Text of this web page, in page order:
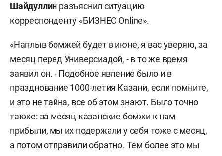
Шайдуллин разъяснил ситуацию
корреспонденту «БИЗНЕС Online».
«Наплыв бомжей будет в июне, я вас уверяю, за
месяц перед Универсиадой, - в то же время
заявил он. - Подобное явление было и в
празднование 1000-летия Казани, если помните,
и это не тайна, все об этом знают. Было точно
также: за месяц казанские бомжи к нам
прибыли, мы их подержали у себя тоже с месяц,
а потом отправили обратно. Тем более это мы